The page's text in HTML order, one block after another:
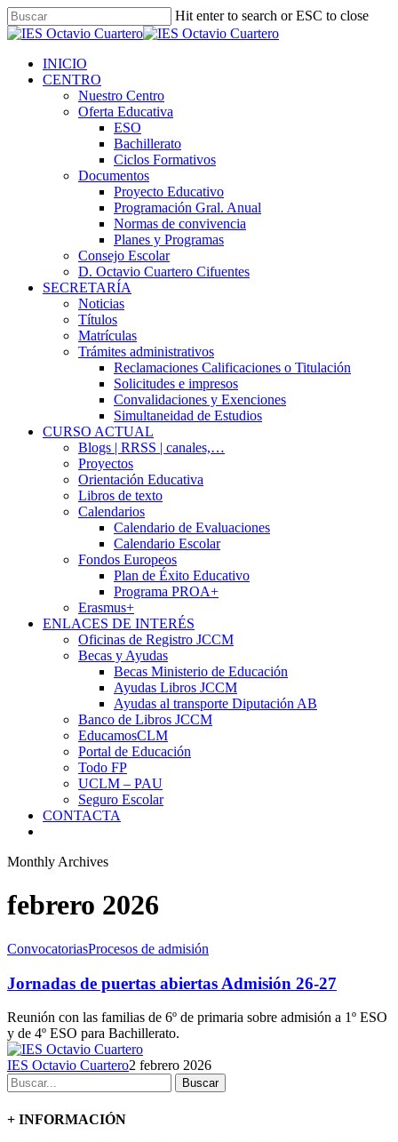
Hit enter to search or ESC to close
INICIO
CENTRO
Nuestro Centro
Oferta Educativa
ESO
Bachillerato
Ciclos Formativos
Documentos
Proyecto Educativo
Programación Gral. Anual
Normas de convivencia
Planes y Programas
Consejo Escolar
D. Octavio Cuartero Cifuentes
SECRETARÍA
Noticias
Títulos
Matrículas
Trámites administrativos
Reclamaciones Calificaciones o Titulación
Solicitudes e impresos
Convalidaciones y Exenciones
Simultaneidad de Estudios
CURSO ACTUAL
Blogs | RRSS | canales,…
Proyectos
Orientación Educativa
Libros de texto
Calendarios
Calendario de Evaluaciones
Calendario Escolar
Fondos Europeos
Plan de Éxito Educativo
Programa PROA+
Erasmus+
ENLACES DE INTERÉS
Oficinas de Registro JCCM
Becas y Ayudas
Becas Ministerio de Educación
Ayudas Libros JCCM
Ayudas al transporte Diputación AB
Banco de Libros JCCM
EducamosCLM
Portal de Educación
Todo FP
UCLM – PAU
Seguro Escolar
CONTACTA
Monthly Archives
febrero 2026
ConvocatoriasProcesos de admisión
Jornadas de puertas abiertas Admisión 26-27
Reunión con las familias de 6º de primaria sobre admisión a 1º ESO
y de 4º ESO para Bachillerato.
IES Octavio Cuartero2 febrero 2026
Buscar
+ INFORMACIÓN